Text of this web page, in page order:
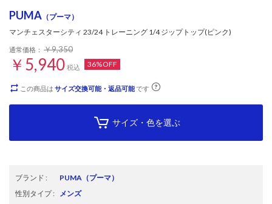
PUMA （プーマ）
マンチェスターシティ 23/24 トレーニング 1/4 ジップトップ(ピンク)
通常価格： ￥9,350
￥5,940 税込 36%OFF
この商品は サイズ交換可能・返品可能です
サイズ・色を選ぶ
ブランド : PUMA （プーマ）
性別タイプ: メンズ